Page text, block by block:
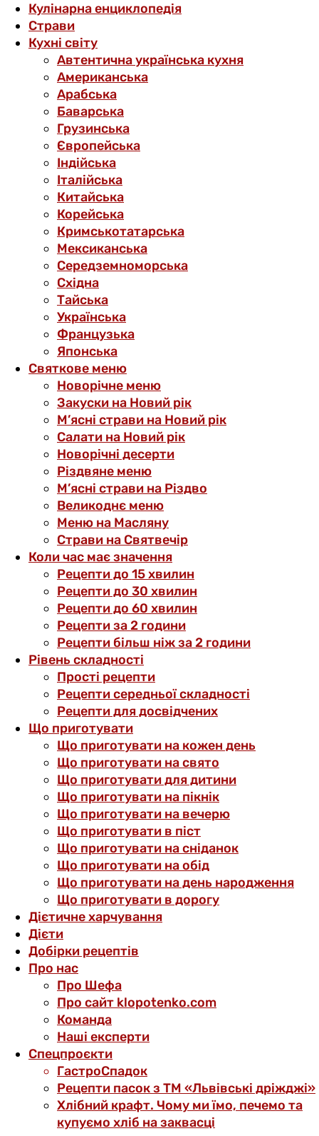
Кулінарна енциклопедія
Страви
Кухні світу
Автентична українська кухня
Американська
Арабська
Баварська
Грузинська
Європейська
Індійська
Італійська
Китайська
Корейська
Кримськотатарська
Мексиканська
Середземноморська
Східна
Тайська
Українська
Французька
Японська
Святкове меню
Новорічне меню
Закуски на Новий рік
М’ясні страви на Новий рік
Салати на Новий рік
Новорічні десерти
Різдвяне меню
М’ясні страви на Різдво
Великоднє меню
Меню на Масляну
Страви на Святвечір
Коли час має значення
Рецепти до 15 хвилин
Рецепти до 30 хвилин
Рецепти до 60 хвилин
Рецепти за 2 години
Рецепти більш ніж за 2 години
Рівень складності
Прості рецепти
Рецепти середньої складності
Рецепти для досвідчених
Що приготувати
Що приготувати на кожен день
Що приготувати на свято
Що приготувати для дитини
Що приготувати на пікнік
Що приготувати на вечерю
Що приготувати в піст
Що приготувати на сніданок
Що приготувати на обід
Що приготувати на день народження
Що приготувати в дорогу
Дієтичне харчування
Дієти
Добірки рецептів
Про нас
Про Шефа
Про сайт klopotenko.com
Команда
Наші експерти
Спецпроєкти
ГастроСпадок
Рецепти пасок з ТМ «Львівські дріжджі»
Хлібний крафт. Чому ми їмо, печемо та
купуємо хліб на заквасці